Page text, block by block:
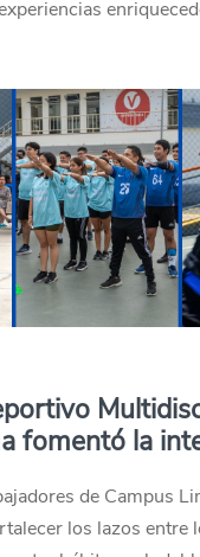
fomentó la
de Campus
los lazos entre